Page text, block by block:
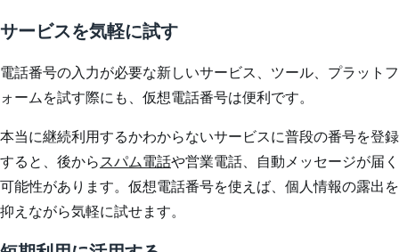
サービスを気軽に試す
電話番号の入力が必要な新しいサービス、ツール、プラットフ
ォームを試す際にも、仮想電話番号は便利です。
本当に継続利用するかわからないサービスに普段の番号を登録
すると、後からスパム電話や営業電話、自動メッセージが届く
可能性があります。仮想電話番号を使えば、個人情報の露出を
抑えながら気軽に試せます。